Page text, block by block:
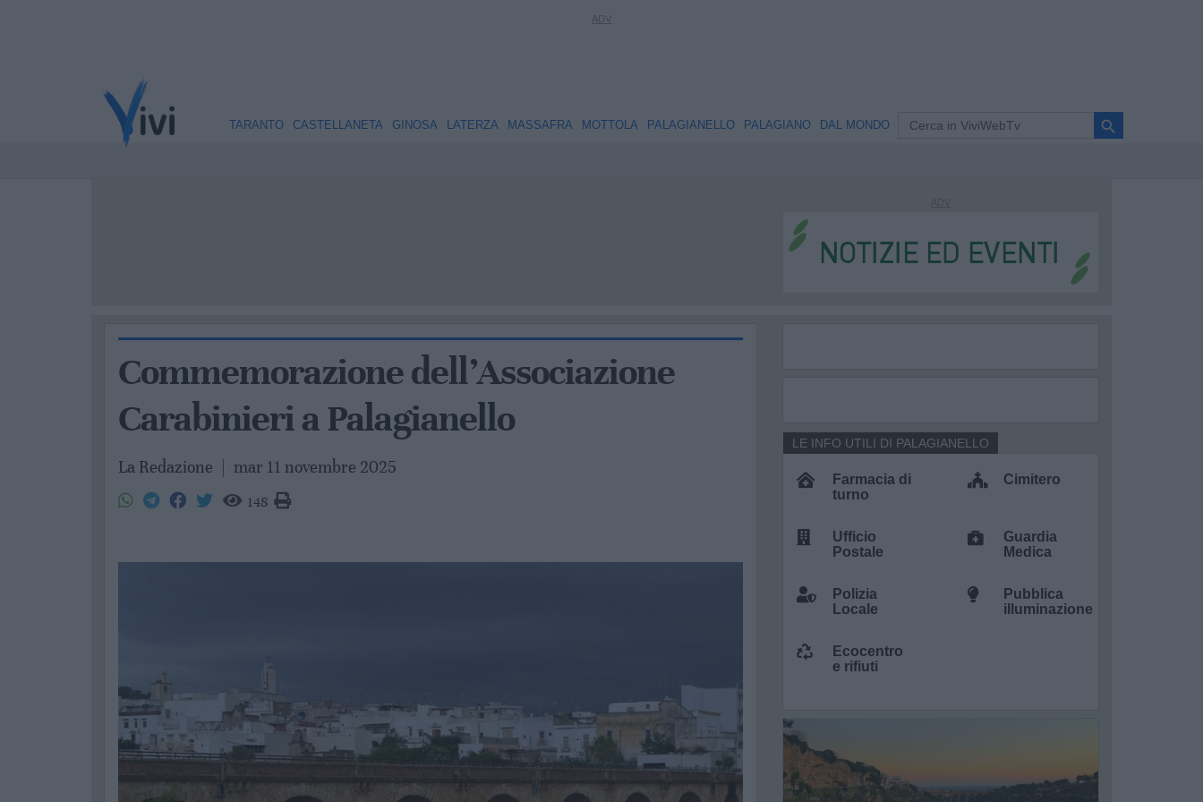
TARANTO CASTELLANETA GINOSA LATERZA MASSAFRA MOTTOLA PALAGIANELLO PALAGIANO DAL MONDO search
Commemorazione dell’Associazione
Carabinieri a Palagianello
La Redazione mar 11 novembre 2025
148
Farmacia di
turno
Cimitero
Ufficio
Postale
Guardia
Medica
Polizia
Locale
Pubblica
illuminazione
Ecocentro
e rifiuti
LE INFO UTILI DI PALAGIANELLO